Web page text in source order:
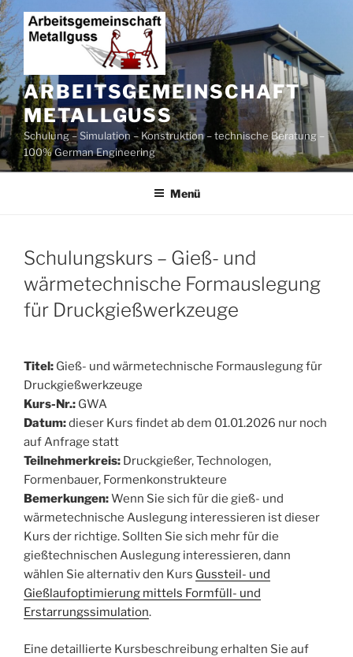
Zum
Inhalt
springen
ARBEITSGEMEINSCHAFT
METALLGUSS
Schulung – Simulation – Konstruktion – technische Beratung –
100% German Engineering
Menü
Schulungskurs – Gieß- und
wärmetechnische Formauslegung
für Druckgießwerkzeuge
Titel: Gieß- und wärmetechnische Formauslegung für
Druckgießwerkzeuge
Kurs-Nr.: GWA
Datum:dieser Kurs findet ab dem 01.01.2026 nur noch
auf Anfrage statt
Teilnehmerkreis: Druckgießer, Technologen,
Formenbauer, Formenkonstrukteure
Bemerkungen:Wenn Sie sich für die gieß- und
wärmetechnische Auslegung interessieren ist dieser
Kurs der richtige. Sollten Sie sich mehr für die
gießtechnischen Auslegung interessieren, dann
wählen Sie alternativ den Kurs Gussteil- und
Gießlaufoptimierung mittels Formfüll- und
Erstarrungssimulation.
Eine detaillierte Kursbeschreibung erhalten Sie auf